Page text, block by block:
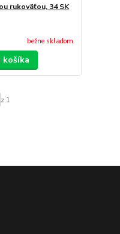
rukoväťou, 34 SK
bežne skladom
košíka
z 1